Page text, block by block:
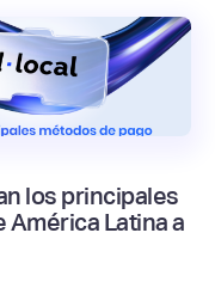
los principales
América Latina a